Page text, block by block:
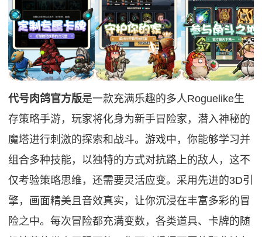
代号肉鸽官方版是一款充满乐趣的多人Roguelike生
存策略手游，玩家将化身为新手冒险家，潜入神秘的
魔塔进行刺激的探索和战斗。游戏中，你能够学习并
组合多种技能，以独特的方式对抗路上的敌人，这不
仅考验策略思维，还需要灵活应变。采用先进的3D引
擎，画面精美且音效真实，让你沉浸在丰富多彩的冒
险之中。每次冒险都充满变数，各类道具、卡牌的随